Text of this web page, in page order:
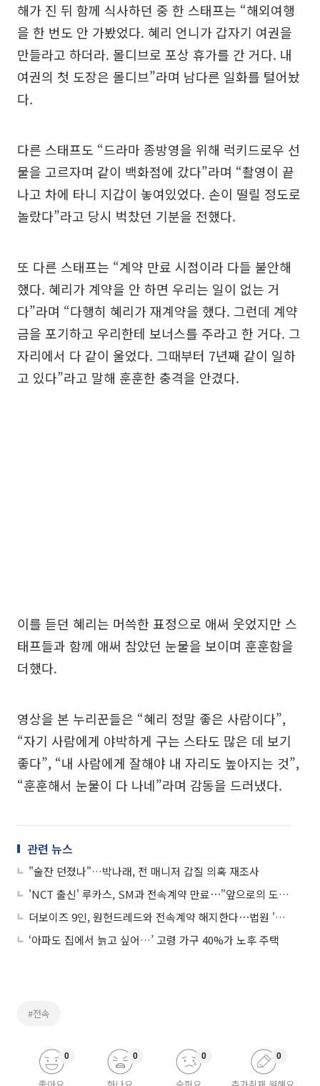
해가 진 뒤 함께 식사하던 중 한 스태프는 “해외여행
을 한 번도 안 가봤었다. 혜리 언니가 갑자기 여권을
만들라고 하더라. 몰디브로 포상 휴가를 간 거다. 내
여권의 첫 도장은 몰디브”라며 남다른 일화를 털어놨
다.
다른 스태프도 “드라마 종방영을 위해 럭키드로우 선
물을 고르자며 같이 백화점에 갔다”라며 “촬영이 끝
나고 차에 타니 지갑이 놓여있었다. 손이 떨릴 정도로
놀랐다”라고 당시 벅찼던 기분을 전했다.
또 다른 스태프는 “계약 만료 시점이라 다들 불안해
했다. 혜리가 계약을 안 하면 우리는 일이 없는 거
다”라며 “다행히 혜리가 재계약을 했다. 그런데 계약
금을 포기하고 우리한테 보너스를 주라고 한 거다. 그
자리에서 다 같이 울었다. 그때부터 7년째 같이 일하
고 있다”라고 말해 훈훈한 충격을 안겼다.
이를 듣던 혜리는 머쓱한 표정으로 애써 웃었지만 스
태프들과 함께 애써 참았던 눈물을 보이며 훈훈함을
더했다.
영상을 본 누리꾼들은 “혜리 정말 좋은 사람이다”,
“자기 사람에게 야박하게 구는 스타도 많은 데 보기
좋다”, “내 사람에게 잘해야 내 자리도 높아지는 것”,
“훈훈해서 눈물이 다 나네”라며 감동을 드러냈다.
관련 뉴스
"술잔 던졌나"…박나래, 전 매니저 갑질 의혹 재조사
'NCT 출신' 루카스, SM과 전속계약 만료⋯"앞으로의 도전 응원"
더보이즈 9인, 원헌드레드와 전속계약 해지한다⋯법원 '가처분' 인용
‘아파도 집에서 늙고 싶어…’ 고령 가구 40%가 노후 주택
#전속
0 0 0 0